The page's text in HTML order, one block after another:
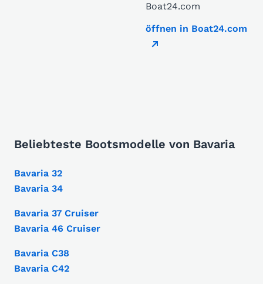
Boat24.com
öffnen in Boat24.com
Beliebteste Bootsmodelle von Bavaria
Bavaria 32
Bavaria 34
Bavaria 37 Cruiser
Bavaria 46 Cruiser
Bavaria C38
Bavaria C42